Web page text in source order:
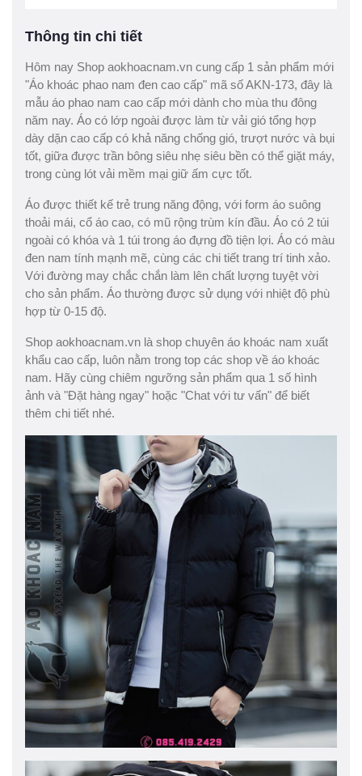
Thông tin chi tiết
Hôm nay Shop aokhoacnam.vn cung cấp 1 sản phẩm mới
"Áo khoác phao nam đen cao cấp" mã số AKN-173, đây là
mẫu áo phao nam cao cấp mới dành cho mùa thu đông
năm nay. Áo có lớp ngoài được làm từ vải gió tổng hợp
dày dặn cao cấp có khả năng chống gió, trượt nước và bụi
tốt, giữa được trần bông siêu nhẹ siêu bền có thể giặt máy,
trong cùng lót vải mềm mại giữ ấm cực tốt.
Áo được thiết kế trẻ trung năng động, với form áo suông
thoải mái, cổ áo cao, có mũ rộng trùm kín đầu. Áo có 2 túi
ngoài có khóa và 1 túi trong áo đựng đồ tiện lợi. Áo có màu
đen nam tính mạnh mẽ, cùng các chi tiết trang trí tinh xảo.
Với đường may chắc chắn làm lên chất lượng tuyệt vời
cho sản phẩm. Áo thường được sử dụng với nhiệt độ phù
hợp từ 0-15 độ.
Shop aokhoacnam.vn là shop chuyên áo khoác nam xuất
khẩu cao cấp, luôn nằm trong top các shop về áo khoác
nam. Hãy cùng chiêm ngưỡng sản phẩm qua 1 số hình
ảnh và "Đặt hàng ngay" hoặc "Chat với tư vấn" để biết
thêm chi tiết nhé.